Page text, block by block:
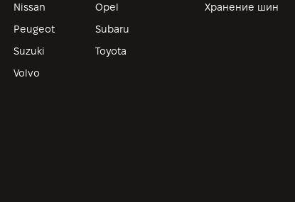
Nissan
Opel
Peugeot
Subaru
Suzuki
Toyota
Volvo
Хранение шин